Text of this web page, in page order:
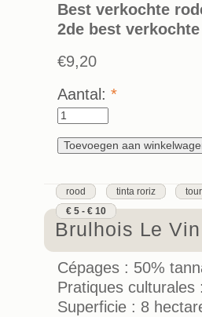
Best verkochte
2de best
€9,20
Aantal: *
rood tinta roriz
€ 5 - € 10
Brulhois Le
Cépages : 50%
Pratiques
Superficie : 8